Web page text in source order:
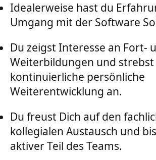
Idealerweise hast du
Umgang mit der Software
Du zeigst Interesse an Fort-
Weiterbildungen und strebst
kontinuierliche persönliche
Weiterentwicklung an.
Du freust Dich auf den
kollegialen Austausch und
aktiver Teil des Teams.